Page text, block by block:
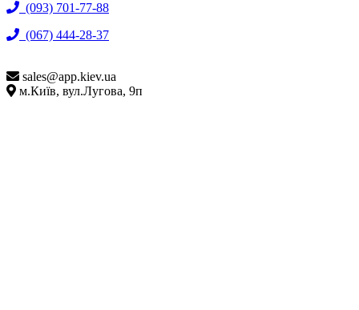
(093) 701-77-88
(067) 444-28-37
sales@app.kiev.ua
м.Київ, вул.Лугова, 9п